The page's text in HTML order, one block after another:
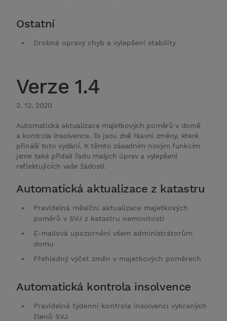
Ostatní
Drobné opravy chyb a vylepšení stability
Verze 1.4
2. 12. 2020
Automatická aktualizace majetkových poměrů v domě
a kontrola insolvence. To jsou dvě hlavní změny, které
přináší toto vydání. K těmto zásadním novým funkcím
jsme také přidali řadu malých úprav a vylepšení
reflektujících vaše žádosti.
Automatická aktualizace z katastru
Pravidelná měsíční aktualizace majetkových
poměrů v SVJ z katastru nemovitostí
E-mailová upozornění všem administrátorům
domu
Přehledný výčet změn v majetkových poměrech
Automatická kontrola insolvence
Pravidelná týdenní kontrola insolvencí vybraných
členů SVJ